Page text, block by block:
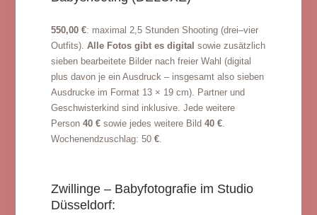
550,00 €: maximal 2,5 Stunden Shooting (drei–vier
Outfits).Alle Fotos gibt es digital sowie zusätzlich
sieben bearbeitete Bilder nach freier Wahl (digital
plus davon je ein Ausdruck – insgesamt also sieben
Ausdrucke im Format 13 × 19 cm). Partner und
Geschwisterkind sind inklusive. Jede weitere
Person40 € sowie jedes weitere Bild40 €.
Wochenendzuschlag: 50€.
Zwillinge – Babyfotografie im Studio
Düsseldorf: